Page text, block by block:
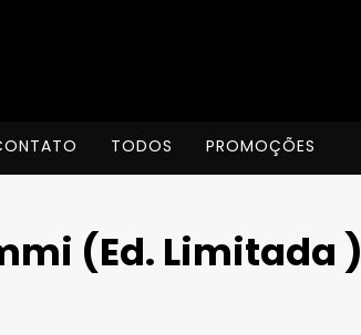
TODOS PROMOÇÕES
(Ed. Limitada )